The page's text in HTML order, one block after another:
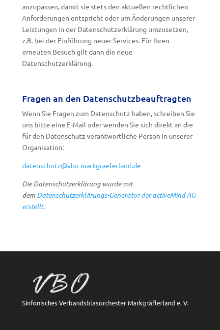
anzupassen, damit sie stets den aktuellen rechtlichen
Anforderungen entspricht oder um Änderungen unserer
Leistungen in der Datenschutzerklärung umzusetzen,
z.B. bei der Einführung neuer Services. Für Ihren
erneuten Besuch gilt dann die neue
Datenschutzerklärung.
Fragen an den Datenschutzbeauftragten
Wenn Sie Fragen zum Datenschutz haben, schreiben Sie
uns bitte eine E-Mail oder wenden Sie sich direkt an die
für den Datenschutz verantwortliche Person in unserer
Organisation:
datenschutz@vbo-markgraeferland.de
Die Datenschutzerklärung wurde mit
dem Datenschutzerklärungs-Generator der activeMind AG
erstellt.
Sinfonisches Verbandsblasorchester Markgräflerland e. V.